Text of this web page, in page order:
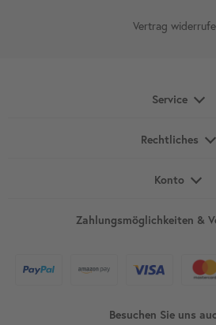
Vertrag
Service
Rechtliches
Konto
Zahlungsmöglichkeiten &
Besuchen Sie uns